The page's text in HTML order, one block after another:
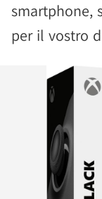
smartphone,
per il vostro